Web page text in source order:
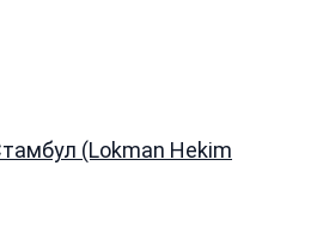
(Lokman Hekim